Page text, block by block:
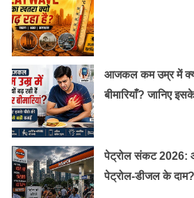
अगर यह जानेंगे तो कभी
आजकल कम उम्र में
बीमारियाँ? जानिए
पेट्रोल संकट 2026:
पेट्रोल-डीजल के दाम?